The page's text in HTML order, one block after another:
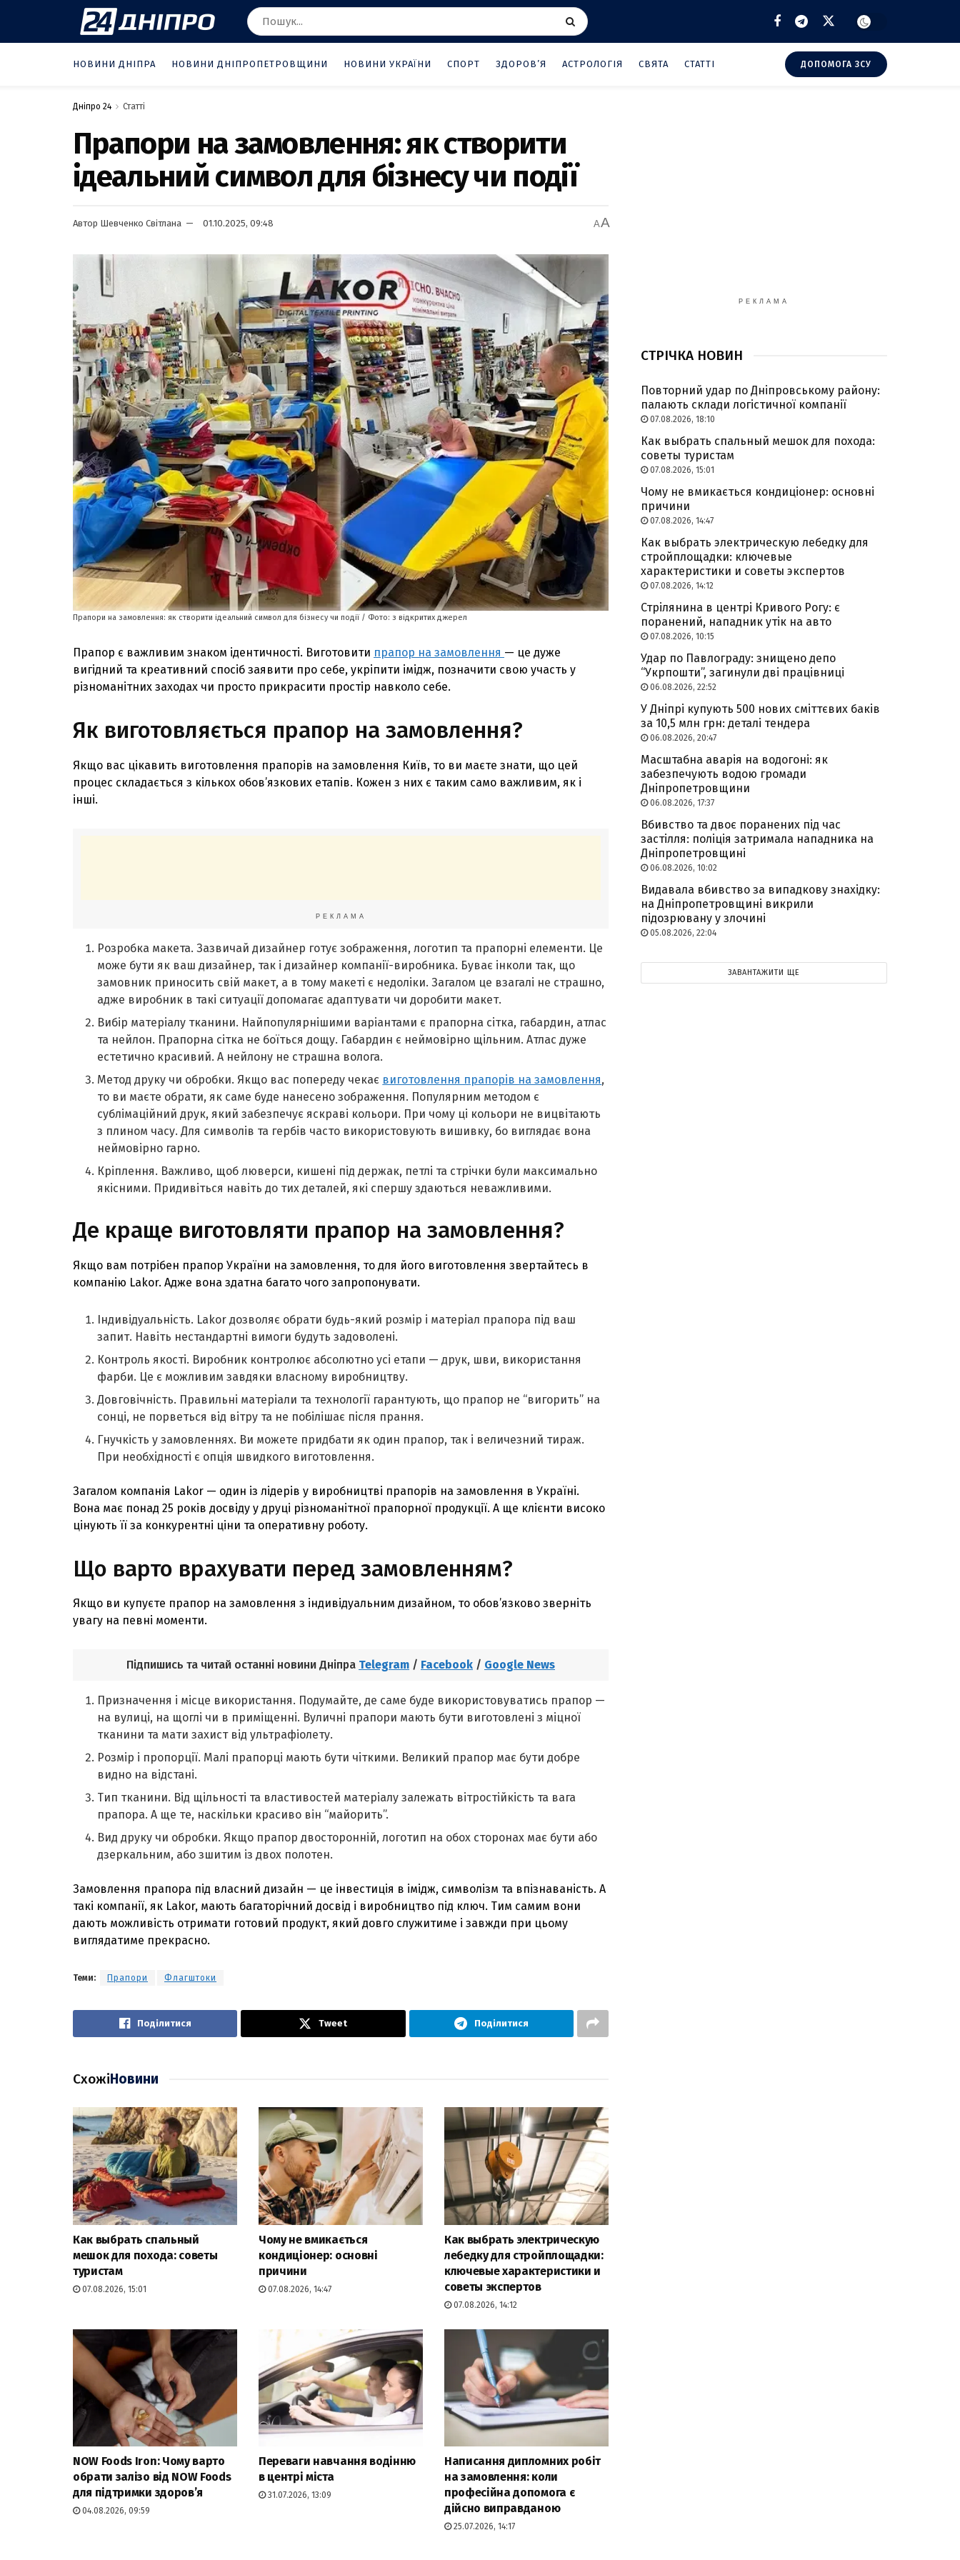
НОВИНИ ДНІПРА НОВИНИ ДНІПРОПЕТРОВЩИНИ НОВИНИ УКРАЇНИ СПОРТ ЗДОРОВ’Я АСТРОЛОГІЯ СВЯТА СТАТТІ ДОПОМОГА ЗСУ
Дніпро 24 Статті
Прапори на замовлення: як створити
ідеальний символ для бізнесу чи події
Автор Шевченко Світлана 01.10.2025, 09:48 AA
Прапори на замовлення: як створити ідеальний символ для бізнесу чи події / Фото: з відкритих джерел
Прапор є важливим знаком ідентичності. Виготовити прапор на замовлення — це дуже
вигідний та креативний спосіб заявити про себе, укріпити імідж, позначити свою участь у
різноманітних заходах чи просто прикрасити простір навколо себе.
Як виготовляється прапор на замовлення?
Якщо вас цікавить виготовлення прапорів на замовлення Київ, то ви маєте знати, що цей
процес складається з кількох обов’язкових етапів. Кожен з них є таким само важливим, як і
інші.
РЕКЛАМА
Розробка макета. Зазвичай дизайнер готує зображення, логотип та прапорні елементи. Це
може бути як ваш дизайнер, так і дизайнер компанії-виробника. Буває інколи так, що
замовник приносить свій макет, а в тому макеті є недоліки. Загалом це взагалі не страшно,
адже виробник в такі ситуації допомагає адаптувати чи доробити макет.
Вибір матеріалу тканини. Найпопулярнішими варіантами є прапорна сітка, габардин, атлас
та нейлон. Прапорна сітка не боїться дощу. Габардин є неймовірно щільним. Атлас дуже
естетично красивий. А нейлону не страшна волога.
Метод друку чи обробки. Якщо вас попереду чекає виготовлення прапорів на замовлення,
то ви маєте обрати, як саме буде нанесено зображення. Популярним методом є
сублімаційний друк, який забезпечує яскраві кольори. При чому ці кольори не вицвітають
з плином часу. Для символів та гербів часто використовують вишивку, бо виглядає вона
неймовірно гарно.
Кріплення. Важливо, щоб люверси, кишені під держак, петлі та стрічки були максимально
якісними. Придивіться навіть до тих деталей, які спершу здаються неважливими.
Де краще виготовляти прапор на замовлення?
Якщо вам потрібен прапор України на замовлення, то для його виготовлення звертайтесь в
компанію Lakor. Адже вона здатна багато чого запропонувати.
Індивідуальність. Lakor дозволяє обрати будь-який розмір і матеріал прапора під ваш
запит. Навіть нестандартні вимоги будуть задоволені.
Контроль якості. Виробник контролює абсолютно усі етапи — друк, шви, використання
фарби. Це є можливим завдяки власному виробництву.
Довговічність. Правильні матеріали та технології гарантують, що прапор не “вигорить” на
сонці, не порветься від вітру та не побілішає після прання.
Гнучкість у замовленнях. Ви можете придбати як один прапор, так і величезний тираж.
При необхідності є опція швидкого виготовлення.
Загалом компанія Lakor — один із лідерів у виробництві прапорів на замовлення в Україні.
Вона має понад 25 років досвіду у друці різноманітної прапорної продукції. А ще клієнти високо
цінують її за конкурентні ціни та оперативну роботу.
Що варто врахувати перед замовленням?
Якщо ви купуєте прапор на замовлення з індивідуальним дизайном, то обов’язково зверніть
увагу на певні моменти.
Підпишись та читай останні новини Дніпра Telegram / Facebook / Google News
Призначення і місце використання. Подумайте, де саме буде використовуватись прапор —
на вулиці, на щоглі чи в приміщенні. Вуличні прапори мають бути виготовлені з міцної
тканини та мати захист від ультрафіолету.
Розмір і пропорції. Малі прапорці мають бути чіткими. Великий прапор має бути добре
видно на відстані.
Тип тканини. Від щільності та властивостей матеріалу залежать вітростійкість та вага
прапора. А ще те, наскільки красиво він “майорить”.
Вид друку чи обробки. Якщо прапор двосторонній, логотип на обох сторонах має бути або
дзеркальним, або зшитим із двох полотен.
Замовлення прапора під власний дизайн — це інвестиція в імідж, символізм та впізнаваність. А
такі компанії, як Lakor, мають багаторічний досвід і виробництво під ключ. Тим самим вони
дають можливість отримати готовий продукт, який довго служитиме і завжди при цьому
виглядатиме прекрасно.
Теми: Прапори Флагштоки
Поділитися Tweet Поділитися
СхожіНовини
Как выбрать спальный
мешок для похода: советы
туристам
07.08.2026, 15:01
Чому не вмикається
кондиціонер: основні
причини
07.08.2026, 14:47
Как выбрать электрическую
лебедку для стройплощадки:
ключевые характеристики и
советы экспертов
07.08.2026, 14:12
NOW Foods Iron: Чому варто
обрати залізо від NOW Foods
для підтримки здоров’я
04.08.2026, 09:59
Переваги навчання водінню
в центрі міста
31.07.2026, 13:09
Написання дипломних робіт
на замовлення: коли
професійна допомога є
дійсно виправданою
25.07.2026, 14:17
РЕКЛАМА
СТРІЧКА НОВИН
Повторний удар по Дніпровському району:
палають склади логістичної компанії
07.08.2026, 18:10
Как выбрать спальный мешок для похода:
советы туристам
07.08.2026, 15:01
Чому не вмикається кондиціонер: основні
причини
07.08.2026, 14:47
Как выбрать электрическую лебедку для
стройплощадки: ключевые
характеристики и советы экспертов
07.08.2026, 14:12
Стрілянина в центрі Кривого Рогу: є
поранений, нападник утік на авто
07.08.2026, 10:15
Удар по Павлограду: знищено депо
“Укрпошти”, загинули дві працівниці
06.08.2026, 22:52
У Дніпрі купують 500 нових сміттєвих баків
за 10,5 млн грн: деталі тендера
06.08.2026, 20:47
Масштабна аварія на водогоні: як
забезпечують водою громади
Дніпропетровщини
06.08.2026, 17:37
Вбивство та двоє поранених під час
застілля: поліція затримала нападника на
Дніпропетровщині
06.08.2026, 10:02
Видавала вбивство за випадкову знахідку:
на Дніпропетровщині викрили
підозрювану у злочині
05.08.2026, 22:04
ЗАВАНТАЖИТИ ЩЕ